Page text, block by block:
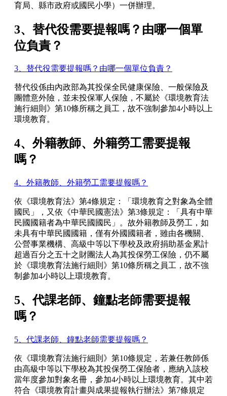
育局、縣市政府或國民小學）一併辦理。
3、替代役需要提報嗎？由哪一個單
位負責？
3、替代役需要提報嗎？由哪一個單位負責？
替代役係由內政部為其投保全民健康保險、一般保險及
團體意外險，並未投保軍人保險，不屬於《環境教育法
施行細則》第10條所稱之員工，故不強制參加4小時以上
環境教育。
4、外籍教師、外籍勞工需要提報
嗎？
4、外籍教師、外籍勞工需要提報嗎？
依《環境教育法》第4條規定：「環境教育之對象為全體
國民」，又依《中華民國憲法》第3條規定：「具有中華
民國國籍者為中華民國國民」。故外籍教師及勞工，如
未具有中華民國國籍，僅有外國國籍者，雖由各機關、
公營事業機構、高級中等以下學校及政府捐助基金累計
超過百分之五十之財團法人為其投保勞工保險，仍不屬
於《環境教育法施行細則》第10條所稱之員工，故不強
制參加4小時以上環境教育。
5、代課老師、鐘點老師需要提報
嗎？
5、代課老師、鐘點老師需要提報嗎？
依《環境教育法施行細則》第10條規定，若兼任教師係
由高級中等以下學校為其投保勞工保險者，應納入該校
當年度參加對象名冊，參加4小時以上環境教育。其中若
符合《環境教育計畫與成果提報執行辦法》第7條規定